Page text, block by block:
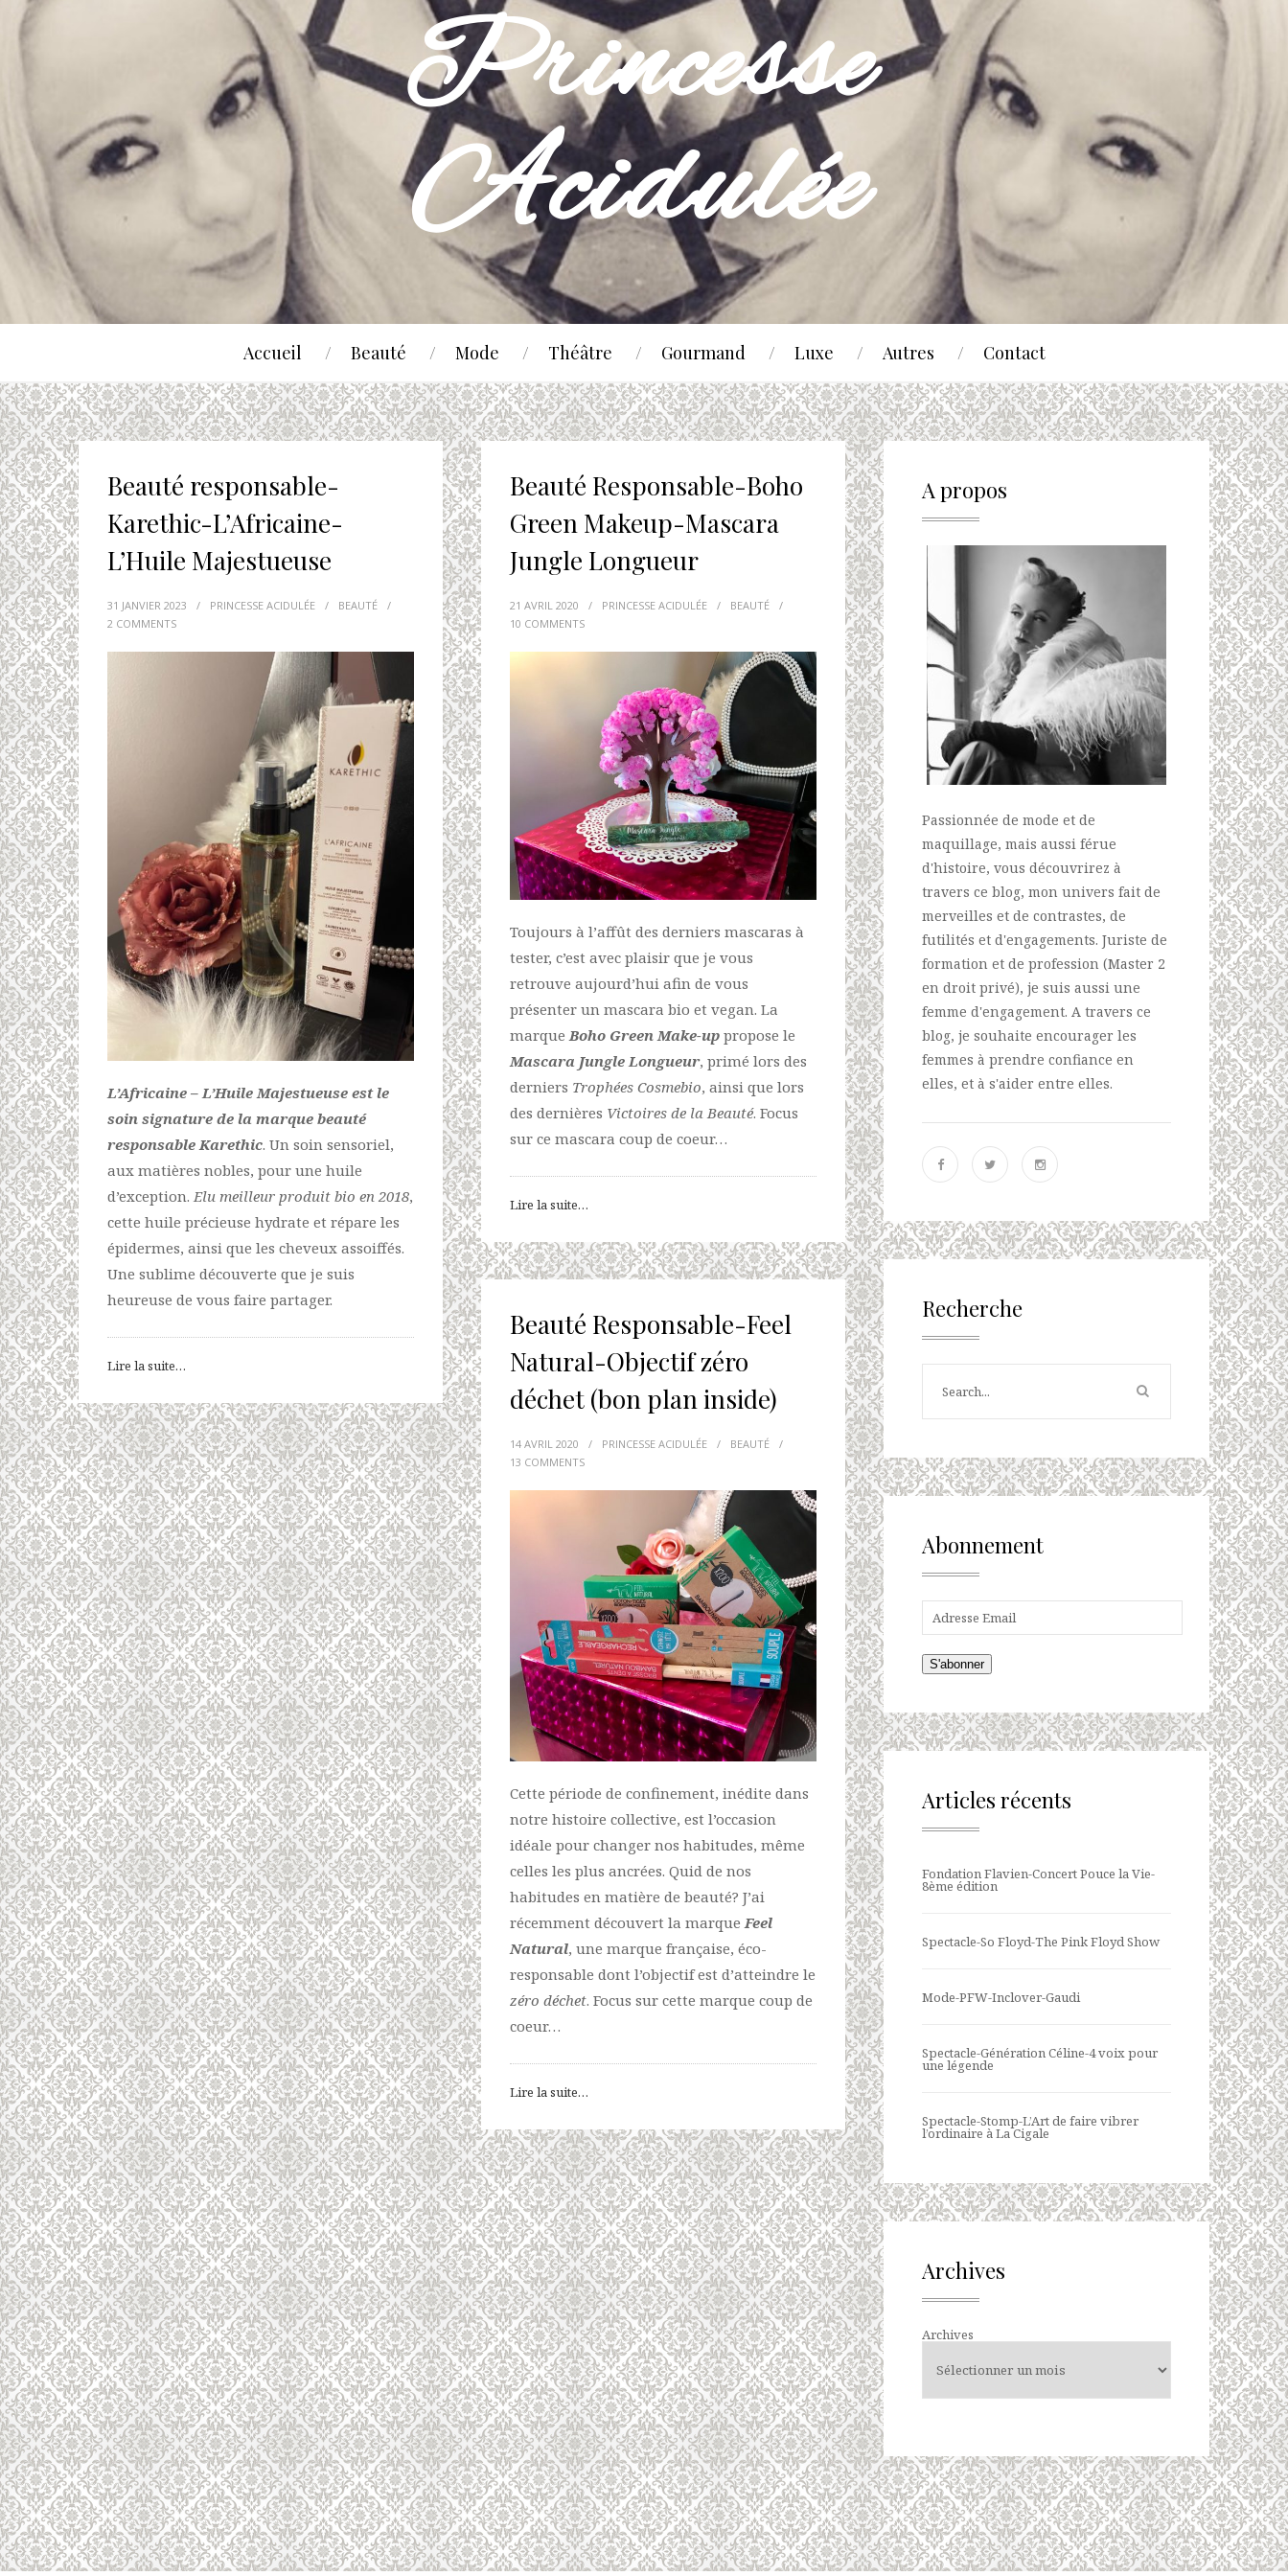
Accueil Beauté Mode Théâtre Gourmand Luxe Autres Contact
Beauté responsable-
Karethic-L’Africaine-
L’Huile Majestueuse
31 JANVIER 2023 / PRINCESSE ACIDULÉE / BEAUTÉ
/
2 COMMENTS
L’Africaine – L’Huile Majestueuse est le
soin signature de la marque beauté
responsable Karethic. Un soin sensoriel,
aux matières nobles, pour une huile
d’exception. Elu meilleur produit bio en 2018,
cette huile précieuse hydrate et répare les
épidermes, ainsi que les cheveux assoiffés.
Une sublime découverte que je suis
heureuse de vous faire partager.
Lire la suite…
Beauté Responsable-Boho
Green Makeup-Mascara
Jungle Longueur
21 AVRIL 2020 / PRINCESSE ACIDULÉE / BEAUTÉ
/
10 COMMENTS
Toujours à l’affût des derniers mascaras à
tester, c’est avec plaisir que je vous
retrouve aujourd’hui afin de vous
présenter un mascara bio et vegan. La
marque Boho Green Make-up propose le
Mascara Jungle Longueur, primé lors des
derniers Trophées Cosmebio, ainsi que lors
des dernières Victoires de la Beauté. Focus
sur ce mascara coup de coeur…
Lire la suite…
Beauté Responsable-Feel
Natural-Objectif zéro
déchet (bon plan inside)
14 AVRIL 2020 / PRINCESSE ACIDULÉE / BEAUTÉ
/
13 COMMENTS
Cette période de confinement, inédite dans
notre histoire collective, est l’occasion
idéale pour changer nos habitudes, même
celles les plus ancrées. Quid de nos
habitudes en matière de beauté? J’ai
récemment découvert la marque Feel
Natural, une marque française, éco-
responsable dont l’objectif est d’atteindre le
zéro déchet. Focus sur cette marque coup de
coeur…
Lire la suite…
A propos
Passionnée de mode et de
maquillage, mais aussi férue
d'histoire, vous découvrirez à
travers ce blog, mon univers fait de
merveilles et de contrastes, de
futilités et d'engagements. Juriste de
formation et de profession (Master 2
en droit privé), je suis aussi une
femme d'engagement. A travers ce
blog, je souhaite encourager les
femmes à prendre confiance en
elles, et à s'aider entre elles.
Recherche
Abonnement
S'abonner
Articles récents
Fondation Flavien-Concert Pouce la Vie-
8ème édition
Spectacle-So Floyd-The Pink Floyd Show
Mode-PFW-Inclover-Gaudi
Spectacle-Génération Céline-4 voix pour
une légende
Spectacle-Stomp-L’Art de faire vibrer
l’ordinaire à La Cigale
Archives
Archives